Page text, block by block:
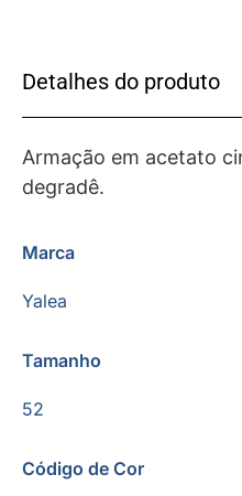
Detalhes do produto
Armação em acetato
degradê.
Marca
Yalea
Tamanho
52
Código de Cor